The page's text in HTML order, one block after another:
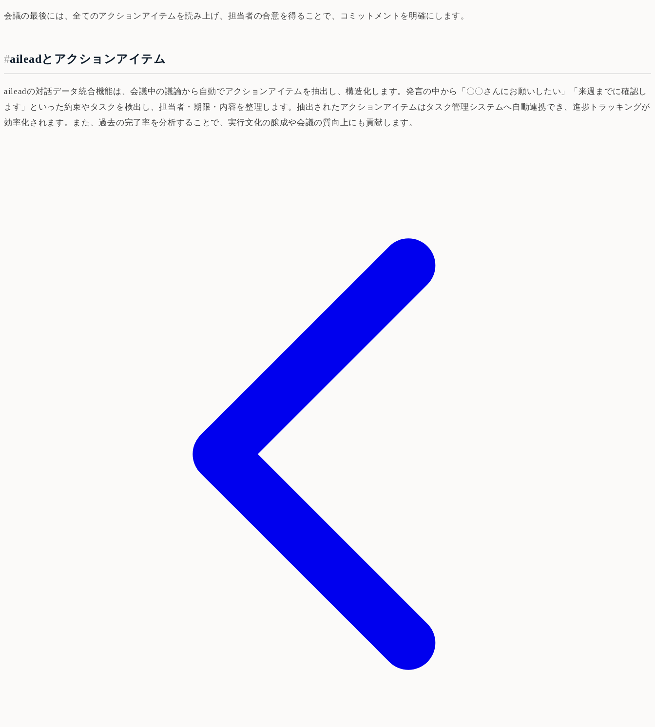
会議の最後には、全てのアクションアイテムを読み上げ、担当者の合意を得ることで、コミットメントを明確にします。
#aileadとアクションアイテム
aileadの対話データ統合機能は、会議中の議論から自動でアクションアイテムを抽出し、構造化します。発言の中から「〇〇さんにお願いしたい」「来週までに確認し
ます」といった約束やタスクを検出し、担当者・期限・内容を整理します。抽出されたアクションアイテムはタスク管理システムへ自動連携でき、進捗トラッキングが
効率化されます。また、過去の完了率を分析することで、実行文化の醸成や会議の質向上にも貢献します。